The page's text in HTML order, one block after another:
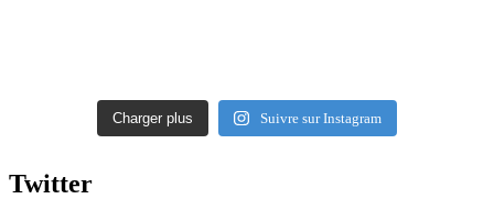
Charger plus Suivre sur Instagram
Twitter